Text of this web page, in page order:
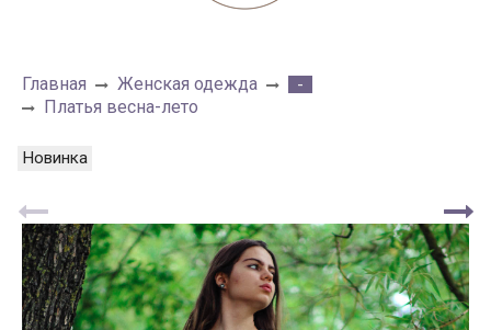
Главная Женская одежда
-
Платья весна-лето
Новинка